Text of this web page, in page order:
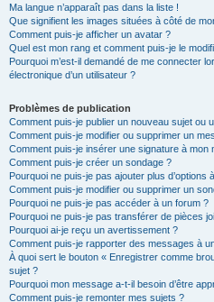
Ma langue n’apparaît pas dans la liste !
Que signifient les images situées à côté de
Comment puis-je afficher un avatar ?
Quel est mon rang et comment puis-je le
Pourquoi m’est-il demandé de me connecter
électronique d’un utilisateur ?
Problèmes de publication
Comment puis-je publier un nouveau sujet ou
Comment puis-je modifier ou supprimer un
Comment puis-je insérer une signature à mon
Comment puis-je créer un sondage ?
Pourquoi ne puis-je pas ajouter plus d’options
Comment puis-je modifier ou supprimer un
Pourquoi ne puis-je pas accéder à un forum ?
Pourquoi ne puis-je pas transférer de pièces
Pourquoi ai-je reçu un avertissement ?
Comment puis-je rapporter des messages à
À quoi sert le bouton « Enregistrer comme
sujet ?
Pourquoi mon message a-t-il besoin d’être
Comment puis-je remonter mes sujets ?